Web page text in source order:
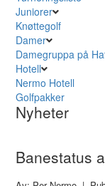
Juniorer
Knøttegolf
Damer
Damegruppa på
Hotell
Nermo Hotell
Golfpakker
Nyheter
Banestatus